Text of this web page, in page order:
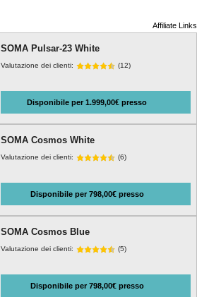
Affiliate Links
SOMA Pulsar-23 White
Valutazione dei clienti: (12)
Disponibile per 1.999,00€ presso
SOMA Cosmos White
Valutazione dei clienti: (6)
Disponibile per 798,00€ presso
SOMA Cosmos Blue
Valutazione dei clienti: (5)
Disponibile per 798,00€ presso